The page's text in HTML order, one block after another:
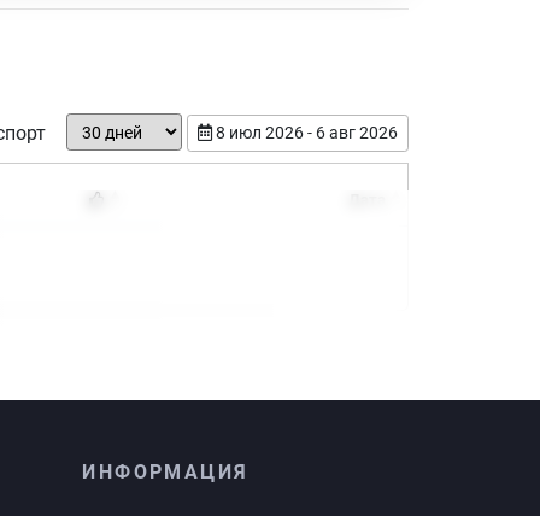
8 июл 2026 - 6 авг 2026
ИНФОРМАЦИЯ